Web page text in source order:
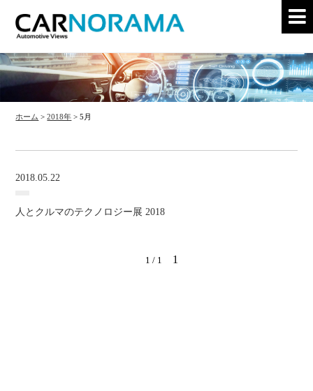
ホーム >2018年 >5月
2018.05.22
人とクルマのテクノロジー展 2018
1 / 1 1